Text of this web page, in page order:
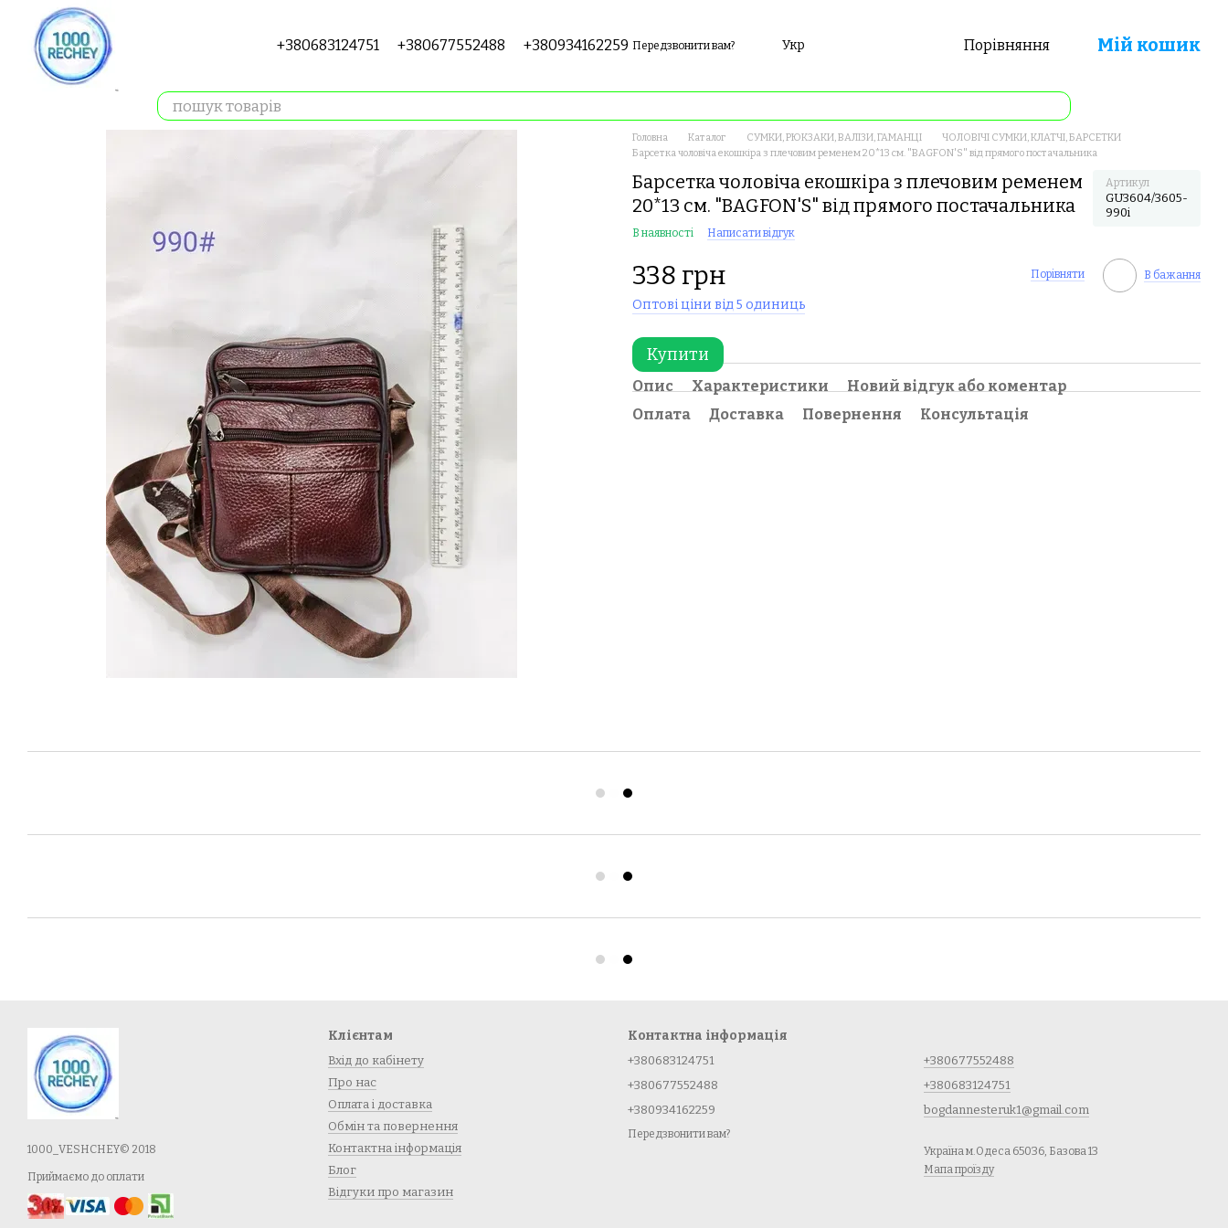
Перейти до основного контенту
+380683124751 +380677552488 +380934162259 Передзвонити вам? Укр Порівняння Мій кошик
Головна Каталог СУМКИ, РЮКЗАКИ, ВАЛІЗИ, ГАМАНЦІ
ЧОЛОВІЧІ СУМКИ, КЛАТЧІ, БАРСЕТКИ
Барсетка чоловіча екошкіра з плечовим ременем 20*13 см. "BAGFON'S" від прямого постачальника
Барсетка чоловіча екошкіра з плечовим ременем
20*13 см. "BAGFON'S" від прямого постачальника
Артикул
GU3604/3605-
990i
В наявності Написати відгук
338 грн Порівняти В бажання
Оптові ціни від 5 одиниць
Купити
Опис Характеристики
Новий відгук або коментар
Оплата
Доставка Повернення Консультація
1000_VESHCHEY© 2018
Приймаємо до оплати
Клієнтам
Вхід до кабінету
Про нас
Оплата і доставка
Обмін та повернення
Контактна інформація
Блог
Відгуки про магазин
Контактна інформація
+380683124751
+380677552488
+380934162259
Передзвонити вам?
+380677552488
+380683124751
bogdannesteruk1@gmail.com
Україна м.Одеса 65036, Базова 13
Мапа проїзду